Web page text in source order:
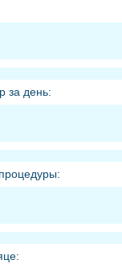
за день: